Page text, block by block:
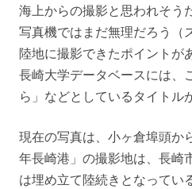
海上からの撮影と思われそう
写真機ではまだ無理だろう（
陸地に撮影できたポイントが
長崎大学データベースには、
ら」などとしているタイトル
現在の写真は、小ヶ倉埠頭か
年長崎港」の撮影地は、長崎
は埋め立て陸続きとなってい